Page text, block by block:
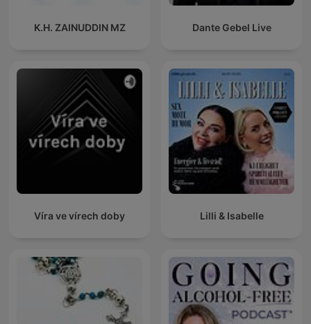
K.H. ZAINUDDIN MZ Dante Gebel Live
Víra ve vírech doby Lilli & Isabelle